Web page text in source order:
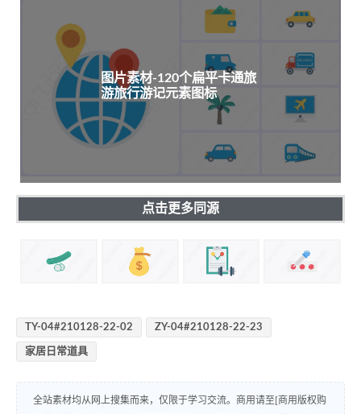
图片素材-120个扁平卡通旅
游旅行游记元素图标
点击更多同源
TY-04#210128-22-02 ZY-04#210128-22-23
家居日常道具
全站素材均从网上搜集而来，仅限于学习交流。商用请至[商用版权购